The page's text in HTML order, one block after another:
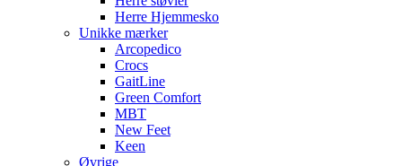
Herre Hjemmesko
Unikke mærker
Arcopedico
Crocs
GaitLine
Green Comfort
MBT
New Feet
Keen
Øvrige